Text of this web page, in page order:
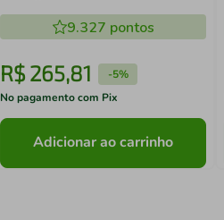
9.327 pontos
R$ 265,81 -5%
No pagamento com Pix
Adicionar ao carrinho